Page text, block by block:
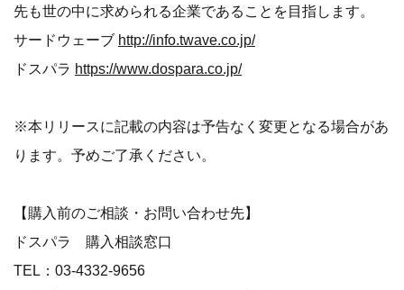
先も世の中に求められる企業であることを目指します。
サードウェーブ http://info.twave.co.jp/
ドスパラ https://www.dospara.co.jp/
※本リリースに記載の内容は予告なく変更となる場合があ
ります。予めご了承ください。
【購入前のご相談・お問い合わせ先】
ドスパラ 購入相談窓口
TEL：03-4332-9656